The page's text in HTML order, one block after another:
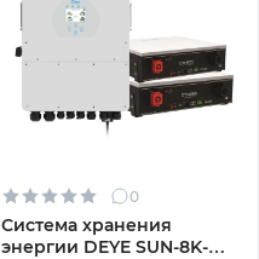
0
Система хранения
энергии DEYE SUN-8K-